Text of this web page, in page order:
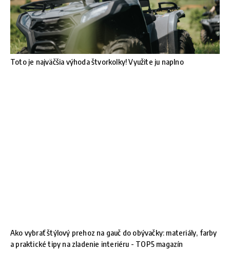
Toto je najväčšia výhoda štvorkolky! Využite ju naplno
Ako vybrať štýlový prehoz na gauč do obývačky: materiály, farby
a praktické tipy na zladenie interiéru - TOP5 magazín